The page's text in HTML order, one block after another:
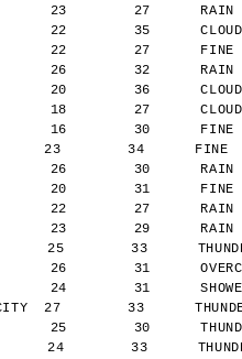
23        27
22        35
22        27
26        32
20        36
18        27
16        30
23        34
26        30
20        31
22        27
23        29
25        33
26        31
24        31
27        33
25        30
24        33